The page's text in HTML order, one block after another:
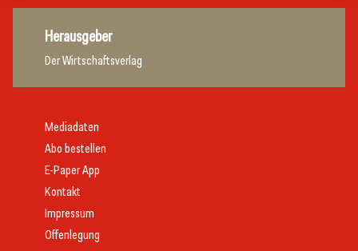
Herausgeber
Der Wirtschaftsverlag
Mediadaten
Abo bestellen
E-Paper App
Kontakt
Impressum
Offenlegung